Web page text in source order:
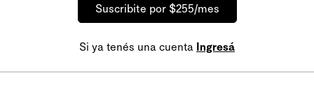
Suscribite por $255/mes
Si ya tenés una cuenta Ingresá